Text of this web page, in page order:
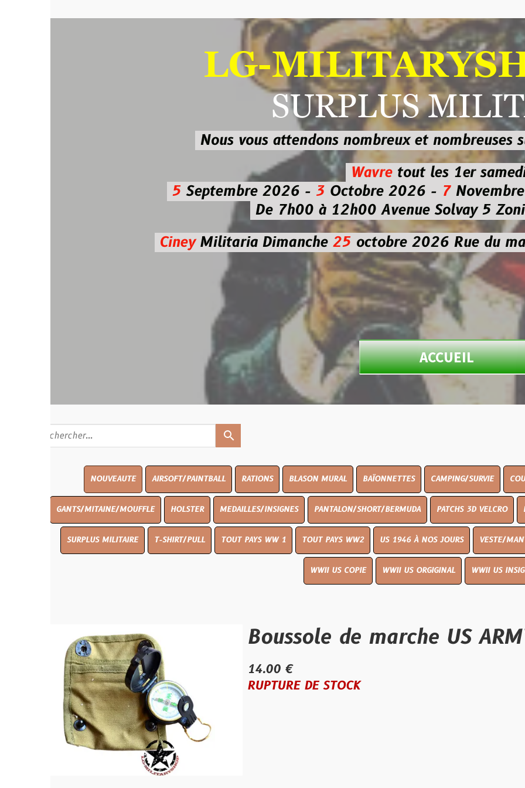
LG-
SURPLUS
Nous vous attendons nombreux et nombreusessur les
Wavre
tout les 1er samedi
Septembre 2026 -3Octobre 2026 - 7Novembre 2026
De 7h00 à 12h00 Avenue Solvay 5 Zoning
MilitariaDimanche25octobre 2026Rue du marché
ACCUEIL
AIRSOFT/PAINTBALL RATIONS BLASON MURAL BAÏONNETTES CAMPING/SURVIE COUTELLERIE
GANTS/MITAINE/MOUFFLE HOLSTER MEDAILLES/INSIGNES PANTALON/SHORT/BERMUDA PATCHS 3D VELCRO PEINTURE
SURPLUS MILITAIRE T-SHIRT/PULL TOUT PAYS WW 1 TOUT PAYS WW2 US 1946 À NOS JOURS VESTE/MANTEAU
WWII US COPIE WWII US ORGIGINAL WWII US INSIGNES
Boussole de marche US ARMY
RUPTURE DE STOCK